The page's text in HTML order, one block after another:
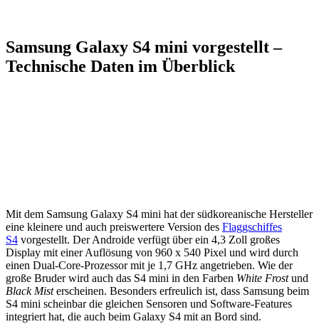
Samsung Galaxy S4 mini vorgestellt –
Technische Daten im Überblick
Mit dem Samsung Galaxy S4 mini hat der südkoreanische Hersteller
eine kleinere und auch preiswertere Version des Flaggschiffes
S4 vorgestellt. Der Androide verfügt über ein 4,3 Zoll großes
Display mit einer Auflösung von 960 x 540 Pixel und wird durch
einen Dual-Core-Prozessor mit je 1,7 GHz angetrieben. Wie der
große Bruder wird auch das S4 mini in den Farben White Frostund
Black Misterscheinen. Besonders erfreulich ist, dass Samsung beim
S4 mini scheinbar die gleichen Sensoren und Software-Features
integriert hat, die auch beim Galaxy S4 mit an Bord sind.